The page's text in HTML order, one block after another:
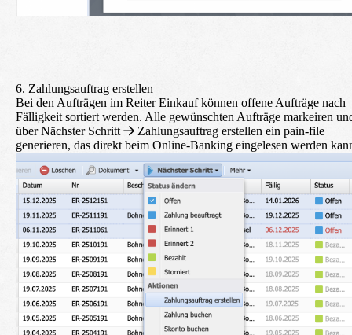
6. Zahlungsauftrag erstellen
Bei den Aufträgen im ReiterEinkaufkönnen offene Aufträge nach
Fälligkeit sortiert werden. Alle gewünschten Aufträge markeiren
überNächster Schritt Zahlungsauftrag erstellen ein pain-file
generieren, das direkt beim Online-Banking eingelesen werden